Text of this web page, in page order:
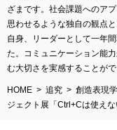
ざまです。社会課題へのア
思わせるような独自の観点
自身、リーダーとして一年
た。コミュニケーション能
む大切さを実感することが
HOME 追究
創造表現
ジェクト展「Ctrl+Cは使えな